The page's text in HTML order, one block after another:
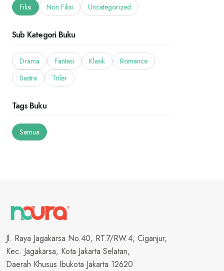
Fiksi
Non Fiksi Uncategorized
Sub Kategori Buku
Drama Fantasi Klasik
Romance
Sastra
Triler
Tags Buku
Semua
Jl. Raya Jagakarsa No.40, RT.7/RW.4, Ciganjur,
Kec. Jagakarsa, Kota Jakarta Selatan,
Daerah Khusus Ibukota Jakarta 12620